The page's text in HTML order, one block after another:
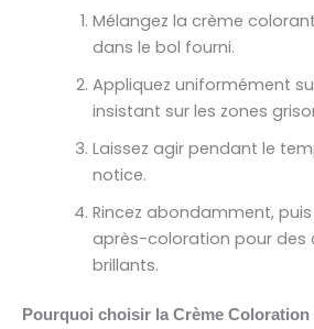
Mélangez la crème
dans le bol fourni.
Appliquez uniformément
insistant sur les zones
Laissez agir pendant le
notice.
Rincez abondamment,
après-coloration pour des
brillants.
Pourquoi choisir la Crème